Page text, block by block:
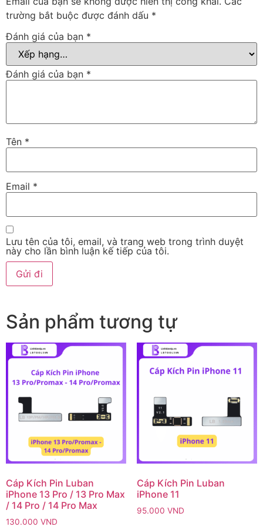
trường bắt buộc được đánh dấu *
Đánh giá của bạn *
Đánh giá của bạn *
Tên *
Email *
Lưu tên của tôi, email, và trang web trong trình duyệt
này cho lần bình luận kế tiếp của tôi.
Sản phẩm tương tự
Cáp Kích Pin Luban
iPhone 13 Pro / 13 Pro Max
/ 14 Pro / 14 Pro Max
130.000 VND
Cáp Kích Pin Luban
iPhone 11
95.000 VND